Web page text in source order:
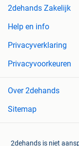
2dehands Zakelijk
Help en info
Privacyverklaring
Privacyvoorkeuren
Over 2dehands
Sitemap
2dehands is niet